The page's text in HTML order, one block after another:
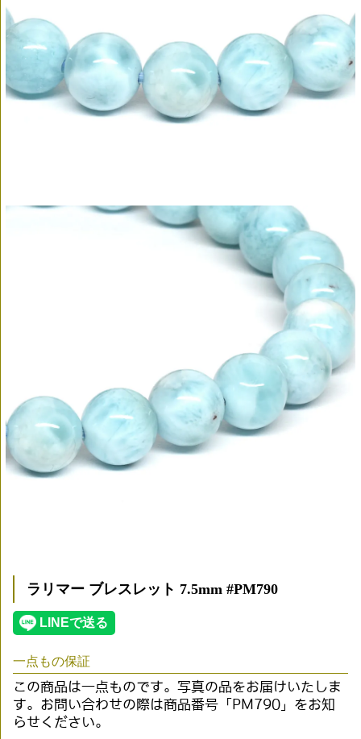
ラリマー ブレスレット 7.5mm #PM790
一点もの保証
この商品は一点ものです。写真の品をお届けいたしま
す。お問い合わせの際は商品番号「PM790」をお知
らせください。